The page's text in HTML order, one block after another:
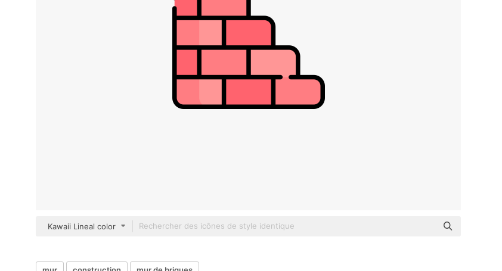
Kawaii Lineal color